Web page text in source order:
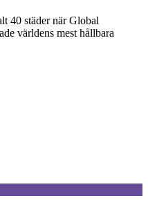
40 städer när Global
världens mest hållbara